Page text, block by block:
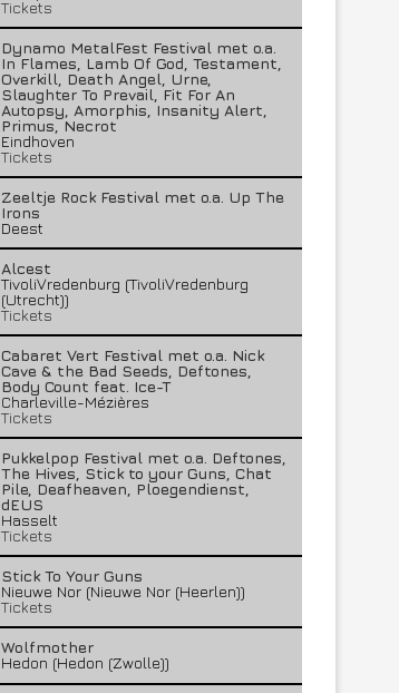
Tickets
Dynamo MetalFest Festival met o.a.
In Flames, Lamb Of God, Testament,
Overkill, Death Angel, Urne,
Slaughter To Prevail, Fit For An
Autopsy, Amorphis, Insanity Alert,
Primus, Necrot
Eindhoven
Tickets
Zeeltje Rock Festival met o.a. Up The
Irons
Deest
Alcest
TivoliVredenburg (TivoliVredenburg
(Utrecht))
Tickets
Cabaret Vert Festival met o.a. Nick
Cave & the Bad Seeds, Deftones,
Body Count feat. Ice-T
Charleville-Mézières
Tickets
Pukkelpop Festival met o.a. Deftones,
The Hives, Stick to your Guns, Chat
Pile, Deafheaven, Ploegendienst,
dEUS
Hasselt
Tickets
Stick To Your Guns
Nieuwe Nor (Nieuwe Nor (Heerlen))
Tickets
Wolfmother
Hedon (Hedon (Zwolle))